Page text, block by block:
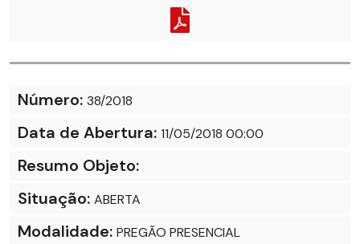
Número: 38/2018
Data de Abertura: 11/05/2018 00:00
Resumo Objeto:
Situação: ABERTA
Modalidade: PREGÃO PRESENCIAL